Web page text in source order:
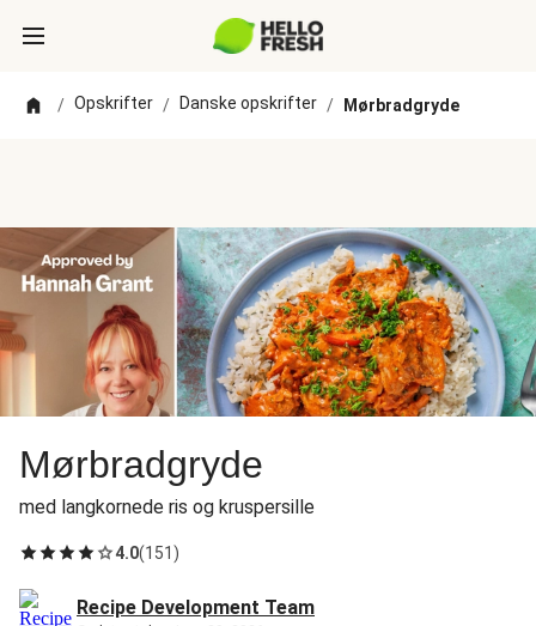
/ Opskrifter / Danske opskrifter / Mørbradgryde
Mørbradgryde
med langkornede ris og kruspersille
4.0(151 )
Recipe Development Team